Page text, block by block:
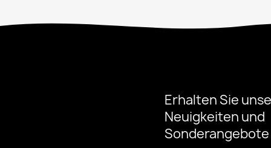
Erhalten Sie
Neuigkeiten und
Sonderangebote